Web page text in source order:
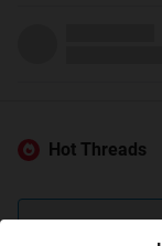
Hot Threads